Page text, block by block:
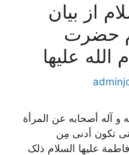
از بیان
حضرت
علیها
آله أصحابه عن المرأة
تکون أدنی مِن
علیها السلام ذلک